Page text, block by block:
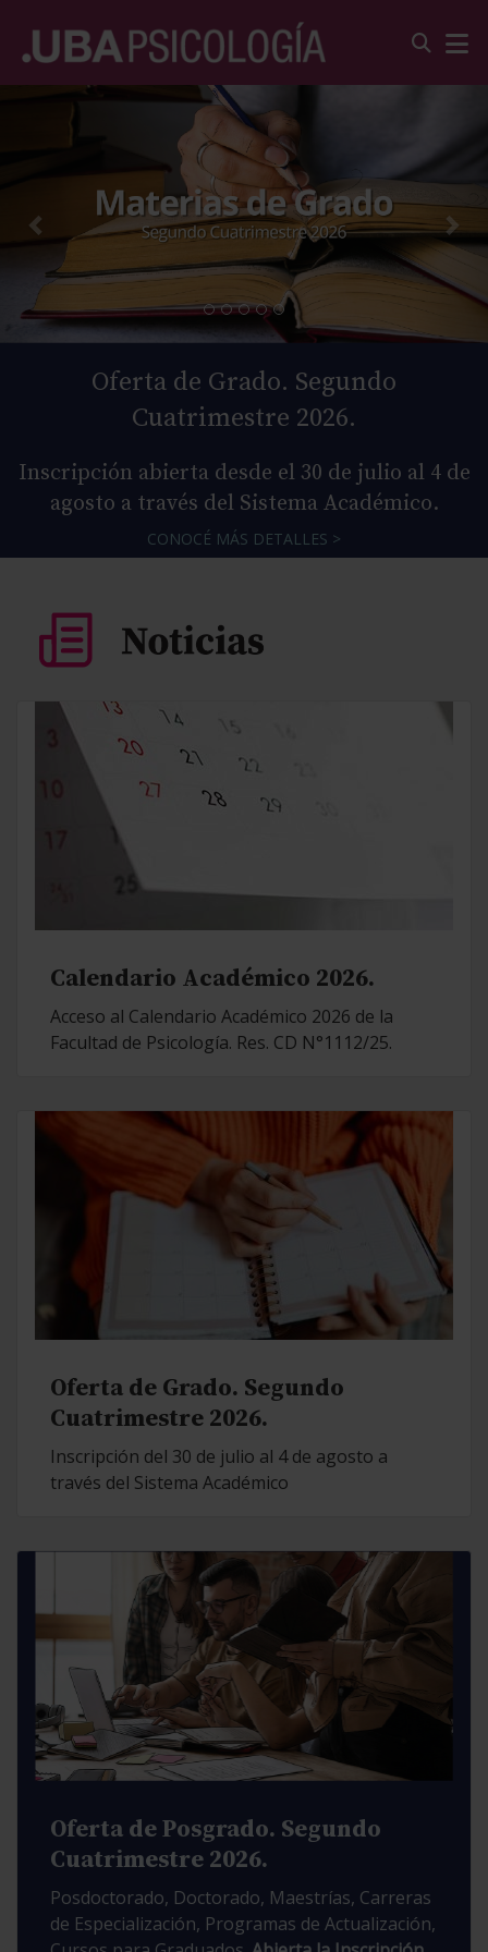
Oferta de Grado. Segundo
Cuatrimestre 2026.
Inscripción abierta desde el 30 de julio al 4 de
agosto a través del Sistema Académico.
CONOCÉ MÁS DETALLES >
Calendario Académico 2026.
Acceso al Calendario Académico 2026 de la
Facultad de Psicología. Res. CD N°1112/25.
Oferta de Grado. Segundo
Cuatrimestre 2026.
Inscripción del 30 de julio al 4 de agosto a
través del Sistema Académico
Oferta de Posgrado. Segundo
Cuatrimestre 2026.
Posdoctorado, Doctorado, Maestrías, Carreras
de Especialización, Programas de Actualización,